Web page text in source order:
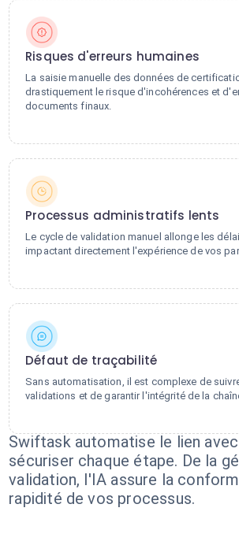
Risques d'erreurs humaines
La saisie manuelle des données de
drastiquement le risque d'incohérences et
documents finaux.
Processus administratifs lents
Le cycle de validation manuel allonge les
impactant directement l'expérience de vos
Défaut de traçabilité
Sans automatisation, il est complexe de
validations et de garantir l'intégrité de la
Swiftask automatise le lien
sécuriser chaque étape. De la
validation, l'IA assure la
rapidité de vos processus.